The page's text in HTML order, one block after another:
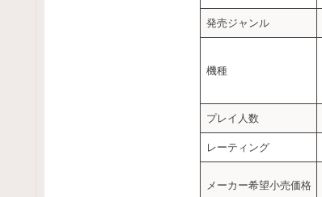
発売ジャンル
機種
プレイ人数
レーティング
メーカー希望小売価格